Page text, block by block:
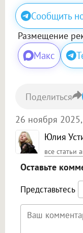
Сообщить
Размещение
Макс
Юлия
все статьи
26 ноября
Поделиться
Оставьте
Представьтесь